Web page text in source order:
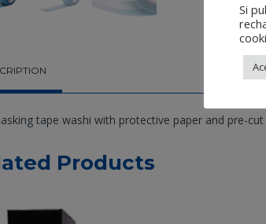
tape washi with protective paper and pre-
Products
Si